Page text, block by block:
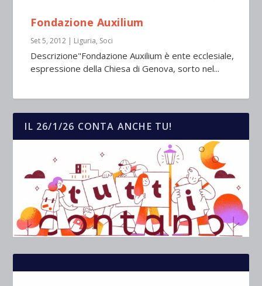
Fondazione Auxilium
Set 5, 2012 | Liguria, Soci
Descrizione"Fondazione Auxilium è ente ecclesiale,
espressione della Chiesa di Genova, sorto nel...
IL 26/1/26 CONTA ANCHE TU!